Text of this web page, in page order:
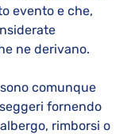
evento e che,
ne derivano.
comunque
fornendo
rimborsi o